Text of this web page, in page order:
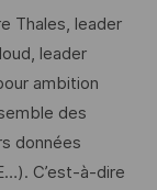
Thales, leader
leader
ambition
des
données
C’est-à-dire